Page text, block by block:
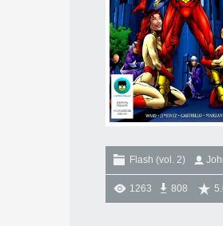
Flash (vol. 2)
1263 808